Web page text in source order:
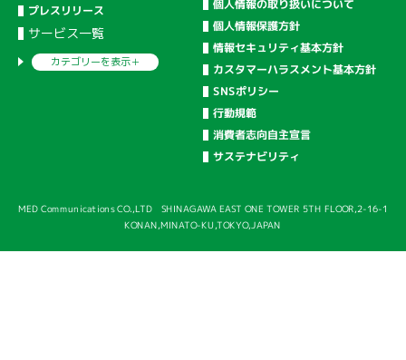
プレスリリース
サービス一覧
カテゴリーを表示＋
個人情報の取り扱いについて
個人情報保護方針
情報セキュリティ基本方針
カスタマーハラスメント基本方針
SNSポリシー
行動規範
消費者志向自主宣言
サステナビリティ
MED Communications CO.,LTD SHINAGAWA EAST ONE TOWER 5TH FLOOR,2-16-1
KONAN,MINATO-KU,TOKYO,JAPAN